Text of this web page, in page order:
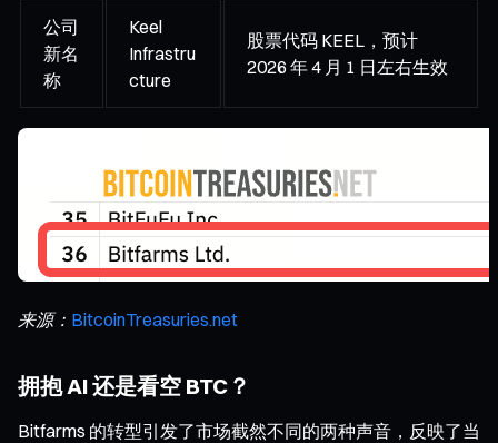
公司
新名
称
Keel
Infrastru
cture
股票代码 KEEL，预计
2026 年 4 月 1 日左右生效
来源： BitcoinTreasuries.net
拥抱 AI 还是看空 BTC？
Bitfarms 的转型引发了市场截然不同的两种声音，反映了当